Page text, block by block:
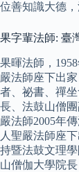
位善知識大德
果字輩法師: 臺
果暉法師，
嚴法師座下出
者、祕書、禪
長、法鼓山僧
嚴法師2005年
人聖嚴法師座
持暨法鼓文理
山僧伽大學院